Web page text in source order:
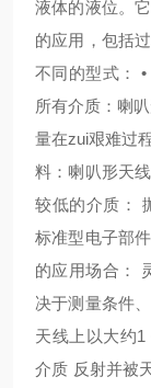
液体的液位。
的应用，包括
不同的型式：
所有介质：喇
量在zui艰难过
料：喇叭形天
较低的介质：
标准型电子部
的应用场合：
决于测量条件
天线上以大约
介质 反射并被